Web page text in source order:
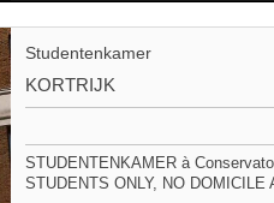
Studentenkamer
KORTRIJK
STUDENTENKAMER à
STUDENTS ONLY, NO